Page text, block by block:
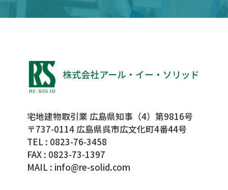
宅地建物取引業 広島県知事（4）第9816号
〒737-0114 広島県呉市広文化町4番44号
TEL : 0823-76-3458
FAX : 0823-73-1397
MAIL : info@re-solid.com